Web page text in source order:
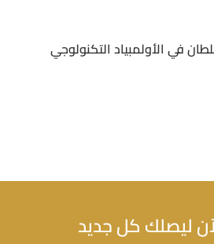
في الأولمبياد التكنولوجي
ليصلك كل جديد